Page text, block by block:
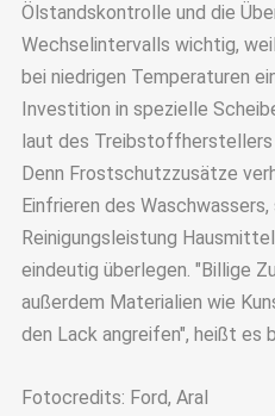
Ölstandskontrolle und die
Wechselintervalls wichtig,
bei niedrigen Temperaturen
Investition in spezielle
laut des Treibstoffherstellers
Denn Frostschutzzusätze
Einfrieren des
Reinigungsleistung
eindeutig überlegen. "Billige
außerdem Materialien wie
den Lack angreifen", heißt es
Fotocredits: Ford, Aral